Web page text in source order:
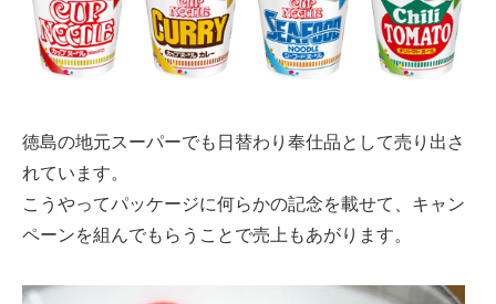
徳島の地元スーパーでも日替わり奉仕品として売り出さ
れています。
こうやってパッケージに何らかの記念を載せて、キャン
ペーンを組んでもらうことで売上もあがります。